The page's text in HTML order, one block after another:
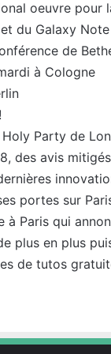
oeuvre pour
du Galaxy
de
à Cologne
Party de
des avis mitigés
portes sur
Paris qui
plus en plus
de tutos